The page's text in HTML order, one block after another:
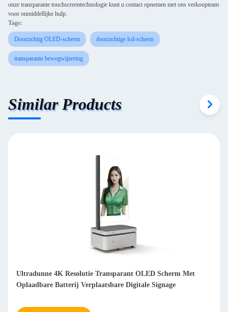
onze transparante touchscreentechnologie kunt u contact opnemen met ons verkoopteam
voor onmiddellijke hulp.
Tags:
Doorzichtig OLED-scherm doorzichtige lcd-scherm
transparante bewegwijzering
Similar Products
Transparant OLED Scherm Met
Verplaatsbare Digitale Signage
Intelligente Indoor
Theaters Museum